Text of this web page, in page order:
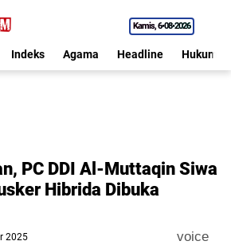
Kamis 6•08•2026
Indeks Agama Headline Hukum
PC DDI Al-Muttaqin Siwa
Hibrida Dibuka
2025
voice